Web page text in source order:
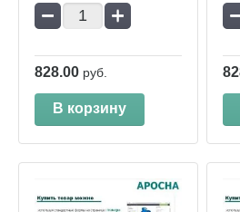
− +
828.00 руб.
В корзину